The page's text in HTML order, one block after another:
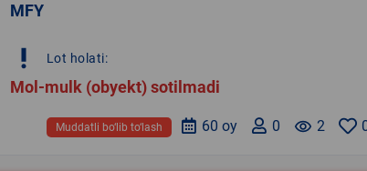
MFY
priority_high Lot holati:
Mol-mulk (obyekt) sotilmadi
remove_red_eye 2
0
60 oy
Muddatli bo‘lib to‘lash